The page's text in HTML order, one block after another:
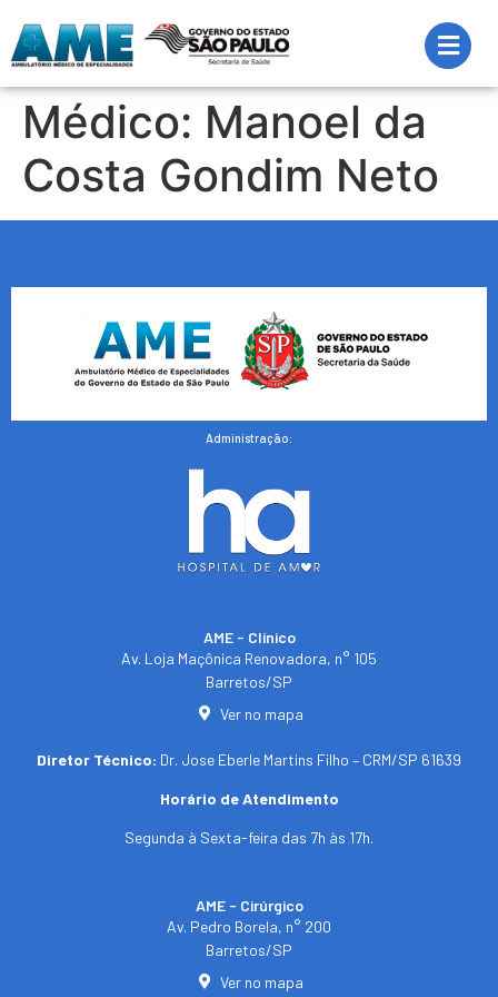
Médico: Manoel da
Costa Gondim Neto
Administração:
AME - Clínico​
Av. Loja Maçônica Renovadora, n° 105
Barretos/SP​
Ver no mapa
Diretor Técnico: Dr. Jose Eberle Martins Filho – CRM/SP 61639
Horário de Atendimento
Segunda à Sexta-feira das 7h às 17h.
AME - Cirúrgico
Av. Pedro Borela, n° 200
Barretos/SP
Ver no mapa